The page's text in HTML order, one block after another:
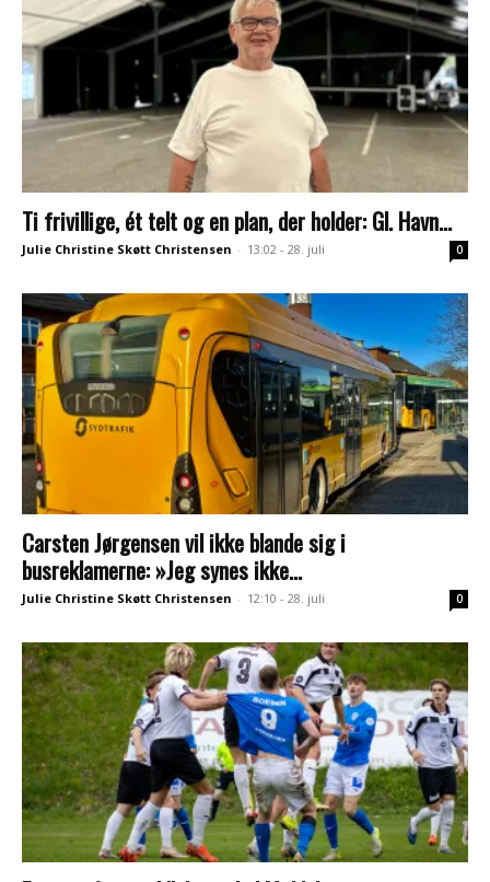
Ti frivillige, ét telt og en plan, der holder: Gl. Havn...
Julie Christine Skøtt Christensen - 13:02 - 28. juli 0
Carsten Jørgensen vil ikke blande sig i
busreklamerne: »Jeg synes ikke...
Julie Christine Skøtt Christensen - 12:10 - 28. juli 0